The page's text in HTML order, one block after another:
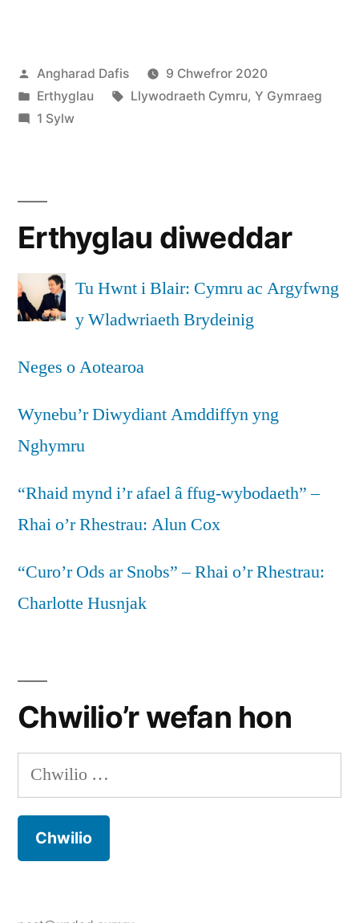
galw
am
warchod
Cymraeg
gwledig”
Cofnodwyd
ar
Angharad Dafis
9 Chwefror 2020
Cofnodwyd
ar
Erthyglau Tagiau:
Llywodraeth Cymru, Y Gymraeg
1 Sylwar
am
gyfundrefn
warchod
Cymraeg
Erthyglau diweddar
Tu Hwnt i Blair: Cymru ac Argyfwng
y Wladwriaeth Brydeinig
Neges o Aotearoa
Wynebu’r Diwydiant Amddiffyn yng
Nghymru
“Rhaid mynd i’r afael â ffug-wybodaeth” –
Rhai o’r Rhestrau: Alun Cox
“Curo’r Ods ar Snobs” – Rhai o’r Rhestrau:
Charlotte Husnjak
Chwilio’r wefan hon
Chwilio
am: